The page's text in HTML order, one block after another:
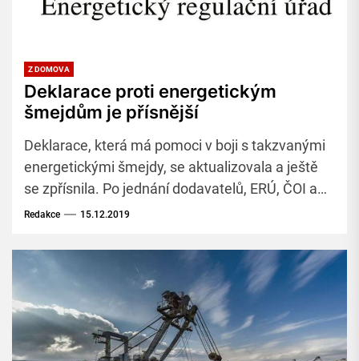
Z DOMOVA
Deklarace proti energetickým
šmejdům je přísnější
Deklarace, která má pomoci v boji s takzvanými
energetickými šmejdy, se aktualizovala a ještě
se zpřísnila. Po jednání dodavatelů, ERÚ, ČOI a
SOCR ČR to řekl prezident SOCR ČR Tomáš
Redakce 15.12.2019